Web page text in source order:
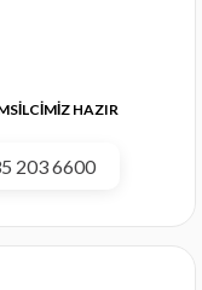
HAZIR
203 6600